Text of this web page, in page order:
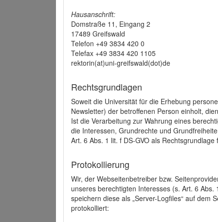
Hausanschrift:
Domstraße 11, Eingang 2
17489 Greifswald
Telefon +49 3834 420 0
Telefax +49 3834 420 1105
rektorin(at)uni-greifswald(dot)de
Rechtsgrundlagen
Soweit die Universität für die Erhebung
Newsletter) der betroffenen Person einholt,
Ist die Verarbeitung zur Wahrung eines
die Interessen, Grundrechte und
Art. 6 Abs. 1 lit. f DS-GVO als
Protokollierung
Wir, der Webseitenbetreiber bzw.
unseres berechtigten Interesses (s. Art. 6
speichern diese als „Server-Logfiles“ auf dem
protokolliert: